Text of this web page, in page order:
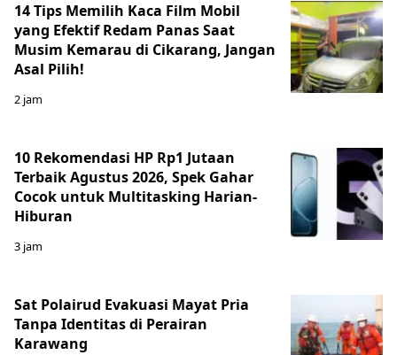
14 Tips Memilih Kaca Film Mobil
yang Efektif Redam Panas Saat
Musim Kemarau di Cikarang, Jangan
Asal Pilih!
2 jam
10 Rekomendasi HP Rp1 Jutaan
Terbaik Agustus 2026, Spek Gahar
Cocok untuk Multitasking Harian-
Hiburan
3 jam
Sat Polairud Evakuasi Mayat Pria
Tanpa Identitas di Perairan
Karawang